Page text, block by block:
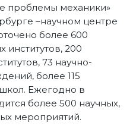
проблемы механики»
–научном центре
более 600
институтов, 200
73 научно-
более 115
Ежегодно в
более 500 научных,
мероприятий.